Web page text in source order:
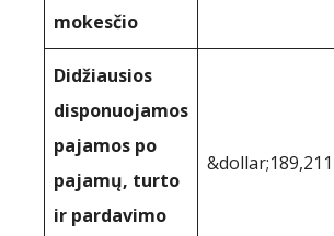
mokesčio
Didžiausios
disponuojamos
pajamos po
pajamų, turto
ir pardavimo
&dollar;189,211